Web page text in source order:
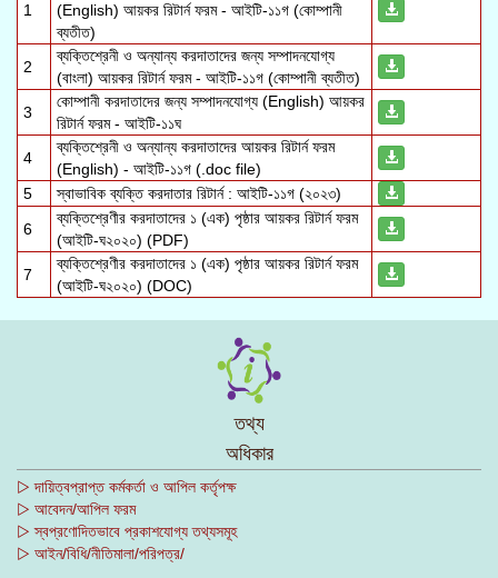
1
(English) আয়কর রিটার্ন ফরম - আইটি-১১গ (কোম্পানী
ব্যতীত)
2
ব্যক্তিশ্রেনী ও অন্যান্য করদাতাদের জন্য সম্পাদনযোগ্য
(বাংলা) আয়কর রিটার্ন ফরম - আইটি-১১গ (কোম্পানী ব্যতীত)
3
কোম্পানী করদাতাদের জন্য সম্পাদনযোগ্য (English) আয়কর
রিটার্ন ফরম - আইটি-১১ঘ
4
ব্যক্তিশ্রেনী ও অন্যান্য করদাতাদের আয়কর রিটার্ন ফরম
(English) - আইটি-১১গ (.doc file)
5
স্বাভাবিক ব্যক্তি করদাতার রিটার্ন : আইটি-১১গ (২০২৩)
6
ব্যক্তিশ্রেণীর করদাতাদের ১ (এক) পৃষ্ঠার আয়কর রিটার্ন ফরম
(আইটি-ঘ২০২০) (PDF)
7
ব্যক্তিশ্রেণীর করদাতাদের ১ (এক) পৃষ্ঠার আয়কর রিটার্ন ফরম
(আইটি-ঘ২০২০) (DOC)
তথ্য
অধিকার
▷ দায়িত্বপ্রাপ্ত কর্মকর্তা ও আপিল কর্তৃপক্ষ
▷ আবেদন/আপিল ফরম
▷ স্বপ্রণোদিতভাবে প্রকাশযোগ্য তথ্যসমূহ
▷ আইন/বিধি/নীতিমালা/পরিপত্র/